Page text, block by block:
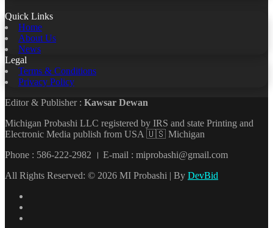
Quick Links
Home
About Us
News
Legal
Terms & Conditions
Privacy Policy
Editor & Publisher : Kawsar Dewan
Michigan Probashi LLC registered by IRS and state Printing and
Electronic Media publish from USA 🇺🇸 Michigan
Phone : 586-222-2982 । E-mail : miprobashi@gmail.com
All Rights Reserved: © 2026 MI Probashi | By DevBid